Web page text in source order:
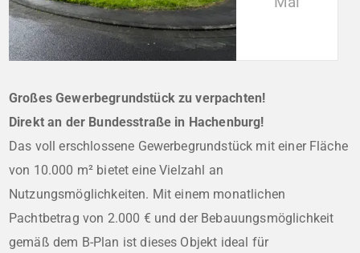
Großes Gewerbegrundstück zu verpachten!
Direkt an der Bundesstraße in Hachenburg!
Das voll erschlossene Gewerbegrundstück mit einer Fläche
von 10.000 m² bietet eine Vielzahl an
Nutzungsmöglichkeiten. Mit einem monatlichen
Pachtbetrag von 2.000 € und der Bebauungsmöglichkeit
gemäß dem B-Plan ist dieses Objekt ideal für